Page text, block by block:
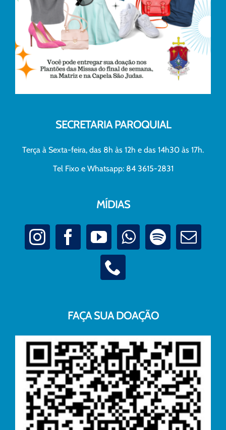
SECRETARIA PAROQUIAL
Terça à Sexta-feira, das 8h às 12h e das 14h30 às 17h.
Tel Fixo e Whatsapp: 84 3615-2831
MÍDIAS
FAÇA SUA DOAÇÃO